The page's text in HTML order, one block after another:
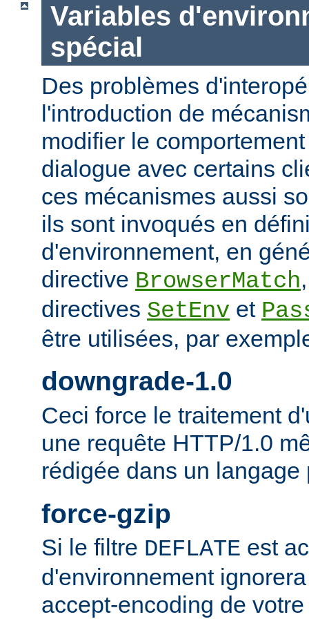
Variables
spécial
Des problèmes
l'introduction de
modifier le
dialogue avec certains
ces mécanismes aussi
ils sont invoqués en
d'environnement, en
directive BrowserMatch
directives SetEnv et
être utilisées, par
downgrade-1.0
Ceci force le traitement
une requête HTTP/1.0
rédigée dans un langage
force-gzip
Si le filtre DEFLATE est
d'environnement
accept-encoding de